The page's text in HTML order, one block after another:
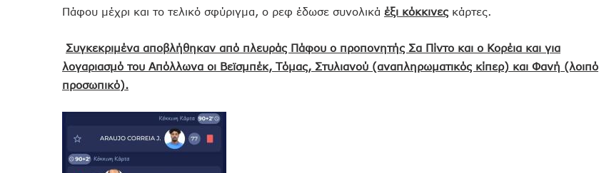
Πάφου μέχρι και το τελικό σφύριγμα, ο ρεφ έδωσε συνολικά έξι κόκκινες κάρτες.
Συγκεκριμένα αποβλήθηκαν από πλευράς Πάφου ο προπονητής Σα Πίντο και ο Κορέια και για
λογαριασμό του Απόλλωνα οι Βεϊσμπέκ, Τόμας, Στυλιανού (αναπληρωματικός κίπερ) και Φανή (λοιπό
προσωπικό).